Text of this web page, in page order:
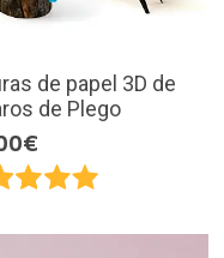
de papel 3D de
de Plego